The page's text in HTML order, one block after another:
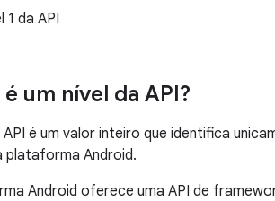
1 da API
um nível da API?
API é um valor inteiro que identifica
plataforma Android.
Android oferece uma API de